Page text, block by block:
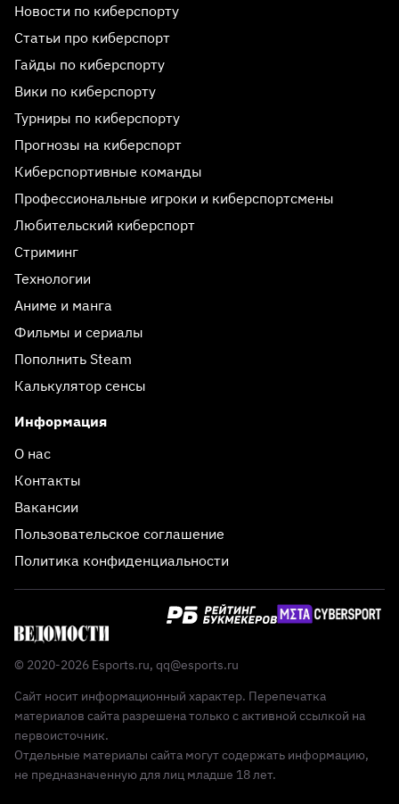
Новости по киберспорту
Статьи про киберспорт
Гайды по киберспорту
Вики по киберспорту
Турниры по киберспорту
Прогнозы на киберспорт
Киберспортивные команды
Профессиональные игроки и киберспортсмены
Любительский киберспорт
Стриминг
Технологии
Аниме и манга
Фильмы и сериалы
Пополнить Steam
Калькулятор сенсы
Информация
О нас
Контакты
Вакансии
Пользовательское соглашение
Политика конфиденциальности
© 2020-2026 Esports.ru, qq@esports.ru
Сайт носит информационный характер. Перепечатка
материалов сайта разрешена только с активной ссылкой на
первоисточник.
Отдельные материалы сайта могут содержать информацию,
не предназначенную для лиц младше 18 лет.